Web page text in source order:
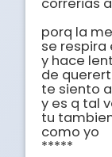
correrias
porq la
se respira
y hace
de
te siento
y es q tal
tu
como yo
*****